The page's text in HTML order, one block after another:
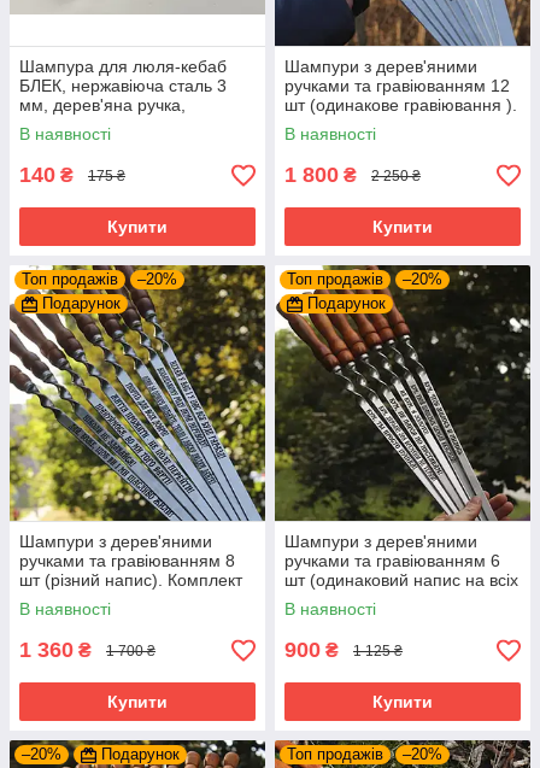
Шампура для люля-кебаб
БЛЕК, нержавіюча сталь 3
мм, дерев'яна ручка,
довжина 65 см, ширина 20
мм
В наявності
140 ₴ 175 ₴
Купити
Шампури з дерев'яними
ручками та гравіюванням 12
шт (одинакове гравіювання ).
Набір шампурів доля
подарунку
В наявності
1 800 ₴ 2 250 ₴
Купити
Топ продажів
–20%
Подарунок
Шампури з дерев'яними
ручками та гравіюванням 8
шт (різний напис). Комплект
шампурів для подарунку
В наявності
1 360 ₴ 1 700 ₴
Купити
Топ продажів
–20%
Подарунок
Шампури з дерев'яними
ручками та гравіюванням 6
шт (одинаковий напис на всіх
шампурах). Комплект
шампурів
В наявності
900 ₴ 1 125 ₴
Купити
–20% Подарунок Топ продажів
–20%